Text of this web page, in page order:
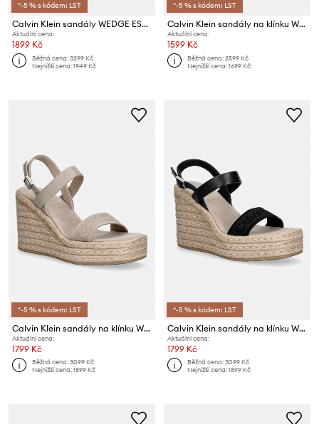
*-5 % s kódem: LST
Calvin Klein sandály WEDGE ESPAD 70 AOP LTH
Aktuální cena:
1899 Kč
Běžná cena:3299 Kč
Nejnižší cena:1949 Kč
*-5 % s kódem: LST
Calvin Klein sandály na klínku WEDGE 70 SNDL WEBBING LTH
Aktuální cena:
1599 Kč
Běžná cena:2599 Kč
Nejnižší cena:1699 Kč
*-5 % s kódem: LST
Calvin Klein sandály na klínku WEDGE ESPAD 70 WEBBING LTH
Aktuální cena:
1799 Kč
Běžná cena:3099 Kč
Nejnižší cena:1899 Kč
*-5 % s kódem: LST
Calvin Klein sandály na klínku WEDGE ESPAD 70 WEBBING LTH
Aktuální cena:
1799 Kč
Běžná cena:3099 Kč
Nejnižší cena:1899 Kč